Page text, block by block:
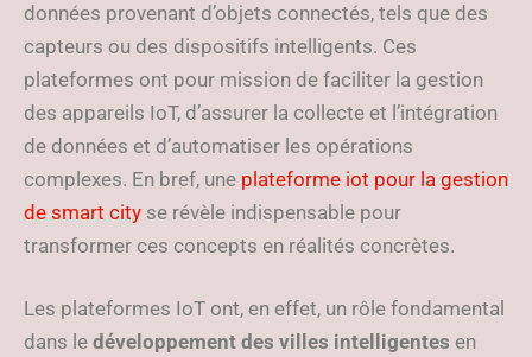
données provenant d’objets connectés, tels que des
capteurs ou des dispositifs intelligents. Ces
plateformes ont pour mission de faciliter la gestion
des appareils IoT, d’assurer la collecte et l’intégration
de données et d’automatiser les opérations
complexes. En bref, une plateforme iot pour la gestion
de smart city se révèle indispensable pour
transformer ces concepts en réalités concrètes.
Les plateformes IoT ont, en effet, un rôle fondamental
dans le développement des villes intelligentes en